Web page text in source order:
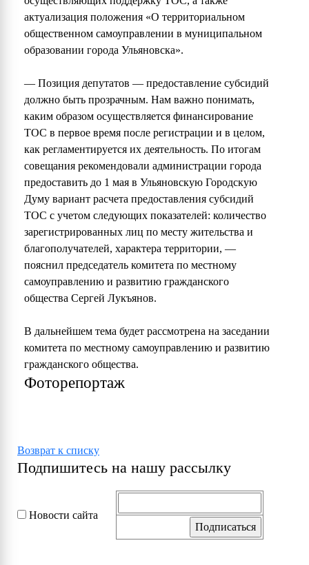
актуализация положения «О территориальном
общественном самоуправлении в муниципальном
образовании города Ульяновска».
— Позиция депутатов — предоставление субсидий
должно быть прозрачным. Нам важно понимать,
каким образом осуществляется финансирование
ТОС в первое время после регистрации и в целом,
как регламентируется их деятельность. По итогам
совещания рекомендовали администрации города
предоставить до 1 мая в Ульяновскую Городскую
Думу вариант расчета предоставления субсидий
ТОС с учетом следующих показателей: количество
зарегистрированных лиц по месту жительства и
благополучателей, характера территории, —
пояснил председатель комитета по местному
самоуправлению и развитию гражданского
общества Сергей Лукъянов.
В дальнейшем тема будет рассмотрена на заседании
комитета по местному самоуправлению и развитию
гражданского общества.
Фоторепортаж
Возврат к списку
Подпишитесь на нашу рассылку
Новости сайта